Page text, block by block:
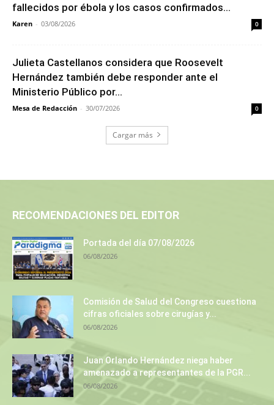
fallecidos por ébola y los casos confirmados...
Karen - 03/08/2026 0
Julieta Castellanos considera que Roosevelt
Hernández también debe responder ante el
Ministerio Público por...
Mesa de Redacción - 30/07/2026 0
Cargar más
RECOMENDACIONES DEL EDITOR
Portada del día 07/08/2026
06/08/2026
Comisión de Salud del Congreso cuestiona
cifras oficiales sobre cirugías y...
06/08/2026
Juan Orlando Hernández niega haber
amenazado a representantes de la PGR...
06/08/2026